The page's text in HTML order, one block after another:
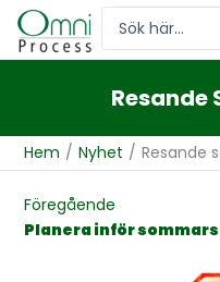
Hoppa
innehåll
Search
Resande
Hem / Nyhet / Resande
Föregående